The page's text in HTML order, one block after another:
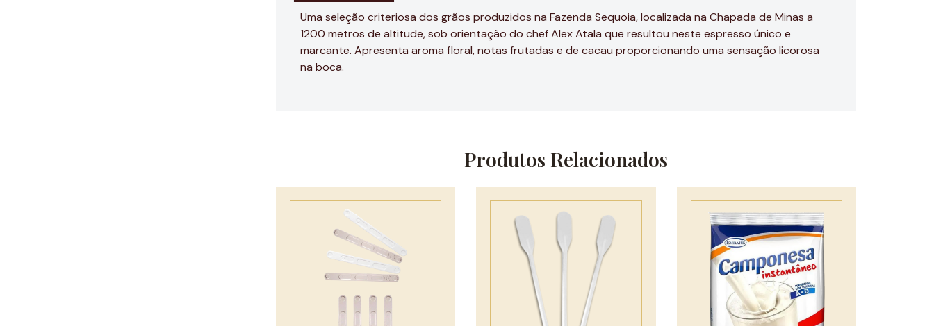
Uma seleção criteriosa dos grãos produzidos na Fazenda Sequoia, localizada na Chapada de Minas a
1200 metros de altitude, sob orientação do chef Alex Atala que resultou neste espresso único e
marcante. Apresenta aroma floral, notas frutadas e de cacau proporcionando uma sensação licorosa
na boca.
Produtos Relacionados